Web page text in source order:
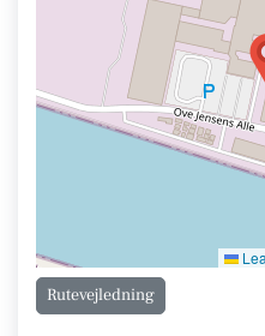
Rutevejledning